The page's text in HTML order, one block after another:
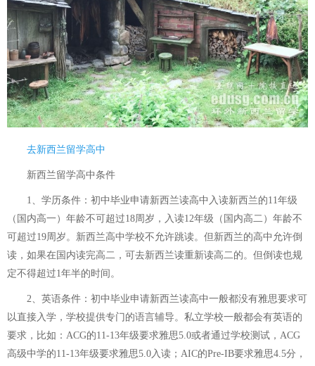
去新西兰留学高中
新西兰留学高中条件
1、学历条件：初中毕业申请新西兰读高中入读新西兰的11年级
（国内高一）年龄不可超过18周岁，入读12年级（国内高二）年龄不
可超过19周岁。新西兰高中学校不允许跳读。但新西兰的高中允许倒
读，如果在国内读完高二，可去新西兰读重新读高二的。但倒读也规
定不得超过1年半的时间。
2、英语条件：初中毕业申请新西兰读高中一般都没有雅思要求可
以直接入学，学校提供专门的语言辅导。私立学校一般都会有英语的
要求，比如：ACG的11-13年级要求雅思5.0或者通过学校测试，ACG
高级中学的11-13年级要求雅思5.0入读；AIC的Pre-IB要求雅思4.5分，